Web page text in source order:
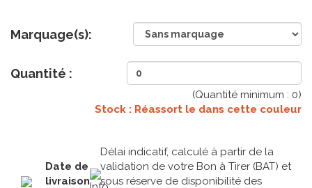
Marquage(s):
Quantité :
(Quantité minimum : 0)
Stock : Réassort le dans cette couleur
Date de
livraison
Délai indicatif, calculé à partir de la
validation de votre Bon à Tirer (BAT) et
sous réserve de disponibilité des